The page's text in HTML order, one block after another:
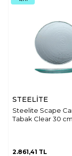
STEELİTE
Steelite Scape
Tabak Clear 30 cm
2.861,41 TL